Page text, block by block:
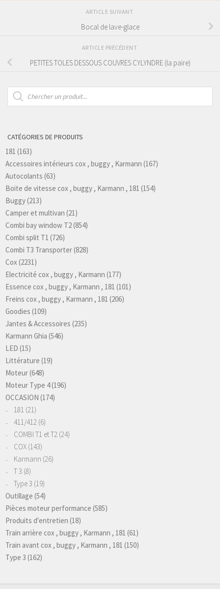
ARTICLE SUIVANT
Bocal de lave-glace
ARTICLE PRÉCÉDENT
PETITES TOLES DESSOUS COUVRES CYLYNDRE (la paire)
Recherche
de
produits
CATÉGORIES DE PRODUITS
181 (163)
Accessoires intérieurs cox , buggy , Karmann (167)
Autocolants (63)
Boite de vitesse cox , buggy , Karmann , 181 (154)
Buggy(213)
Camper et multivan (21)
Combi bay window T2(854)
Combi split T1 (726)
Combi T3 Transporter(828)
Cox(2231)
Electricité cox , buggy , Karmann (177)
Essence cox , buggy , Karmann , 181 (101)
Freins cox , buggy , Karmann , 181 (206)
Goodies (109)
Jantes & Accessoires (235)
Karmann Ghia (546)
LED (15)
Littérature (19)
Moteur(648)
Moteur Type 4(196)
OCCASION (174)
181 (21)
411/412 (6)
COMBI T1 et T2 (24)
COX (143)
Karmann (26)
T 3 (8)
Type 3 (19)
Outillage (54)
Pièces moteur performance (585)
Produits d'entretien (18)
Train arrière cox , buggy , Karmann , 181 (61)
Train avant cox , buggy , Karmann , 181 (150)
Type 3 (162)